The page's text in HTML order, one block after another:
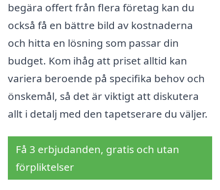
begära offert från flera företag kan du
också få en bättre bild av kostnaderna
och hitta en lösning som passar din
budget. Kom ihåg att priset alltid kan
variera beroende på specifika behov och
önskemål, så det är viktigt att diskutera
allt i detalj med den tapetserare du väljer.
Få 3 erbjudanden, gratis och utan
förpliktelser